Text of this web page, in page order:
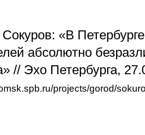
«В
абсолютно
// Эхо Петербурга,
projects/gorod/